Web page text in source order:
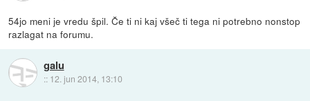
54jo meni je vredu špil. Če ti ni kaj všeč ti tega ni potrebno nonstop
razlagat na forumu.
galu
:: 12. jun 2014, 13:10